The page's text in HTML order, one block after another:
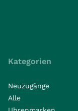
Kategorien
Neuzugänge
Alle